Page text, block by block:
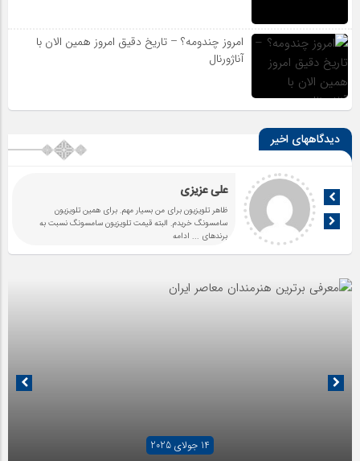
امروز چندومه؟ – تاریخ دقیق امروز همین الان با
آناژورنال
دیدگاههای اخیر
علی عزیزی
ظاهر تلویزیون برای من بسیار مهم. برای همین تلویزیون
سامسونگ خریدم. البته قیمت تلویزیون سامسونگ نسبت به
برندهای ... ادامه
14 جولای 2025